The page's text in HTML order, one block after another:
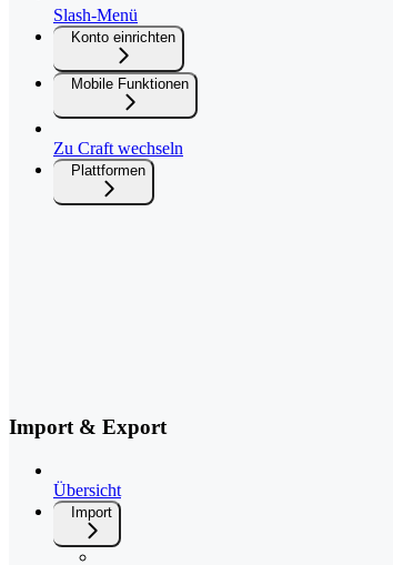
Slash-Menü
Konto einrichten
Mobile Funktionen
Zu Craft wechseln
Plattformen
Import & Export
Übersicht
Import